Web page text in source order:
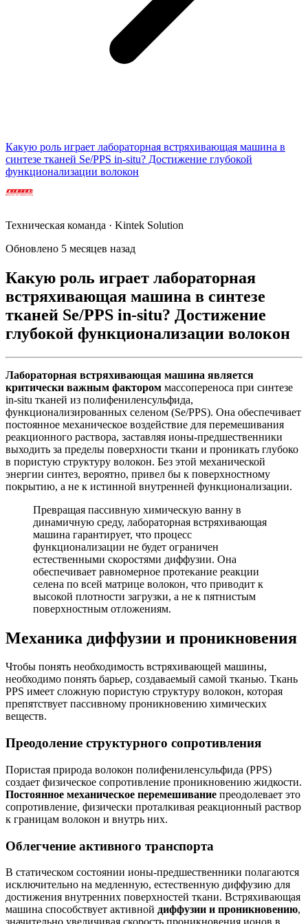
Какую роль играет лабораторная встряхивающая машина в
синтезе тканей Se/PPS in-situ? Достижение глубокой
функционализации волокон
Техническая команда · Kintek Solution
Обновлено 5 месяцев назад
Какую роль играет лабораторная
встряхивающая машина в синтезе
тканей Se/PPS in-situ? Достижение
глубокой функционализации волокон
Лабораторная встряхивающая машина является
критически важным фактором массопереноса при синтезе
in-situ тканей из полифениленсульфида,
функционализированных селеном (Se/PPS). Она обеспечивает
постоянное механическое воздействие для перемешивания
реакционного раствора, заставляя ионы-предшественники
выходить за пределы поверхности ткани и проникать глубоко
в пористую структуру волокон. Без этой механической
энергии синтез, вероятно, привел бы к поверхностному
покрытию, а не к истинной внутренней функционализации.
Превращая пассивную химическую ванну в
динамичную среду, лабораторная встряхивающая
машина гарантирует, что процесс
функционализации не будет ограничен
естественными скоростями диффузии. Она
обеспечивает равномерное протекание реакции
селена по всей матрице волокон, что приводит к
высокой плотности загрузки, а не к пятнистым
поверхностным отложениям.
Механика диффузии и проникновения
Чтобы понять необходимость встряхивающей машины,
необходимо понять барьер, создаваемый самой тканью. Ткань
PPS имеет сложную пористую структуру волокон, которая
препятствует пассивному проникновению химических
веществ.
Преодоление структурного сопротивления
Пористая природа волокон полифениленсульфида (PPS)
создает физическое сопротивление проникновению жидкости.
Постоянное механическое перемешивание преодолевает это
сопротивление, физически проталкивая реакционный раствор
к границам волокон и внутрь них.
Облегчение активного транспорта
В статическом состоянии ионы-предшественники полагаются
исключительно на медленную, естественную диффузию для
достижения внутренних поверхностей ткани. Встряхивающая
машина способствует активной диффузии и проникновению,